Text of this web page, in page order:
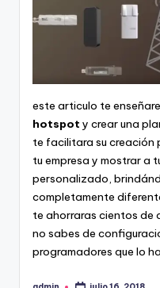
este articulo te
hotspot y crear una
te facilitara su creación
tu empresa y mostrar a
personalizado,
completamente
te ahorraras cientos de
no sabes de
programadores que lo